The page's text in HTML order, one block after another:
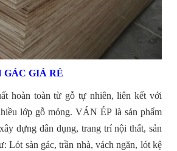
GÁC GIÁ RẺ
hoàn toàn từ gỗ tự nhiên, liên kết với
lớp gỗ mỏng. VÁN ÉP là sản phẩm
dựng dân dụng, trang trí nội thất, sản
Lót sàn gác, trần nhà, vách ngăn, lót kệ